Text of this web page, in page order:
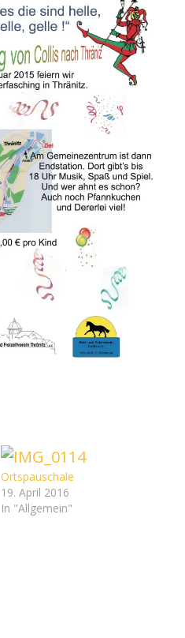
Ortspauschale
19. April 2016
In "Allgemein"